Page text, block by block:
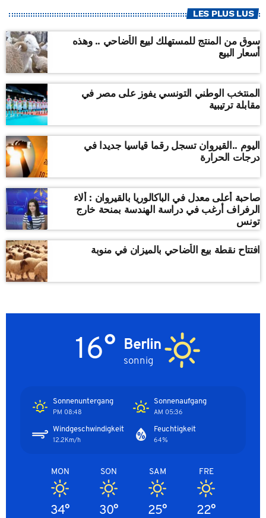
LES PLUS LUS
سوق من المنتج للمستهلك لبيع الأضاحي .. وهذه
أسعار البيع
المنتخب الوطني التونسي يفوز على مصر في
مقابلة ترتيبية
اليوم ..القيروان تسجل رقما قياسيا جديدا في
درجات الحرارة
صاحبة أعلى معدل في الباكالوريا بالقيروان : ألاء
الرفراف أرغب في دراسة الهندسة بمنحة خارج
تونس
افتتاح نقطة بيع الأضاحي بالميزان في منوبة
Berlin
sonnig
16°
Sonnenaufgang
05:36 AM
Sonnenuntergang
08:48 PM
Feuchtigkeit
64%
Windgeschwindigkeit
12.2Km/h
FRE
22°
SAM
25°
SON
30°
MON
34°